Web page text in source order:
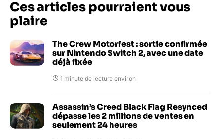
Ces articles pourraient vous
plaire
The Crew Motorfest : sortie confirmée
sur Nintendo Switch 2, avec une date
déjà fixée
1 minute de lecture environ
Assassin’s Creed Black Flag Resynced
dépasse les 2 millions de ventes en
seulement 24 heures